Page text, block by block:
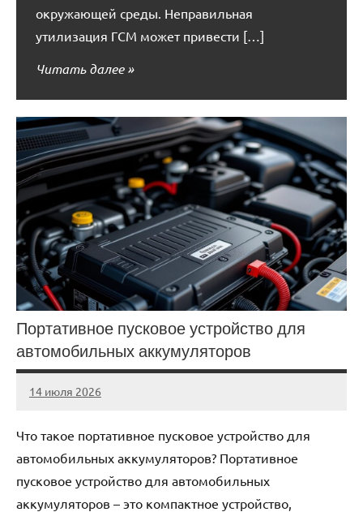
окружающей среды. Неправильная
утилизация ГСМ может привести […]
Читать далее
Портативное пусковое устройство для
автомобильных аккумуляторов
14 июля 2026
Avtor
Нет
Что такое портативное пусковое устройство для
автомобильных аккумуляторов? Портативное
пусковое устройство для автомобильных
аккумуляторов – это компактное устройство,